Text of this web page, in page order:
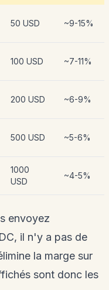
50 USD ~9-15%
100 USD ~7-11%
200 USD ~6-9%
500 USD ~5-6%
1000
USD
~4-5%
envoyez
il n'y a pas de
la marge sur
sont donc les